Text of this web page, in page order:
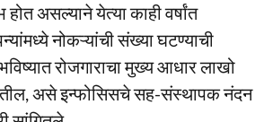
असल्याने येत्या काही वर्षांत
नोकऱ्यांची संख्या घटण्याची
रोजगाराचा मुख्य आधार लाखो
असे इन्फोसिसचे सह-संस्थापक नंदन